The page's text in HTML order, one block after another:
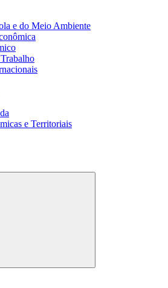
e do Meio Ambiente
e Territoriais
Buscar